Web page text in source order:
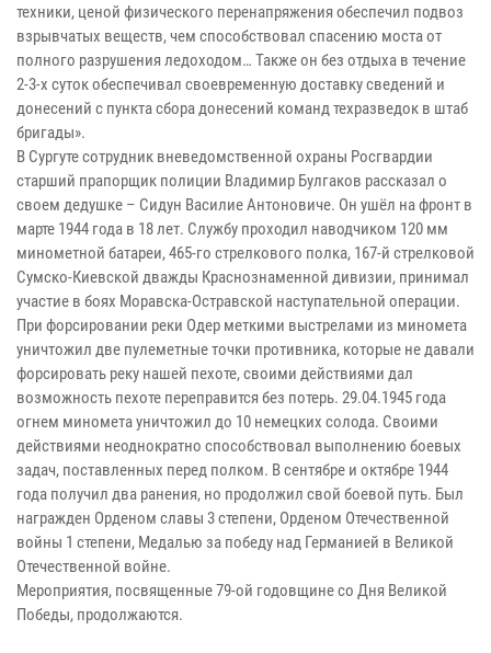
техники, ценой физического перенапряжения обеспечил подвоз
взрывчатых веществ, чем способствовал спасению моста от
полного разрушения ледоходом… Также он без отдыха в течение
2-3-х суток обеспечивал своевременную доставку сведений и
донесений с пункта сбора донесений команд техразведок в штаб
бригады».
В Сургуте сотрудник вневедомственной охраны Росгвардии
старший прапорщик полиции Владимир Булгаков рассказал о
своем дедушке – Сидун Василие Антоновиче. Он ушёл на фронт в
марте 1944 года в 18 лет. Службу проходил наводчиком 120 мм
минометной батареи, 465-го стрелкового полка, 167-й стрелковой
Сумско-Киевской дважды Краснознаменной дивизии, принимал
участие в боях Моравска-Остравской наступательной операции.
При форсировании реки Одер меткими выстрелами из миномета
уничтожил две пулеметные точки противника, которые не давали
форсировать реку нашей пехоте, своими действиями дал
возможность пехоте переправится без потерь. 29.04.1945 года
огнем миномета уничтожил до 10 немецких солода. Своими
действиями неоднократно способствовал выполнению боевых
задач, поставленных перед полком. В сентябре и октябре 1944
года получил два ранения, но продолжил свой боевой путь. Был
награжден Орденом славы 3 степени, Орденом Отечественной
войны 1 степени, Медалью за победу над Германией в Великой
Отечественной войне.
Мероприятия, посвященные 79-ой годовщине со Дня Великой
Победы, продолжаются.